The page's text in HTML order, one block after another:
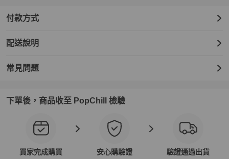
付款方式
配送說明
常見問題
下單後，商品收至 PopChill 檢驗
買家完成購買 安心購驗證 驗證通過出貨